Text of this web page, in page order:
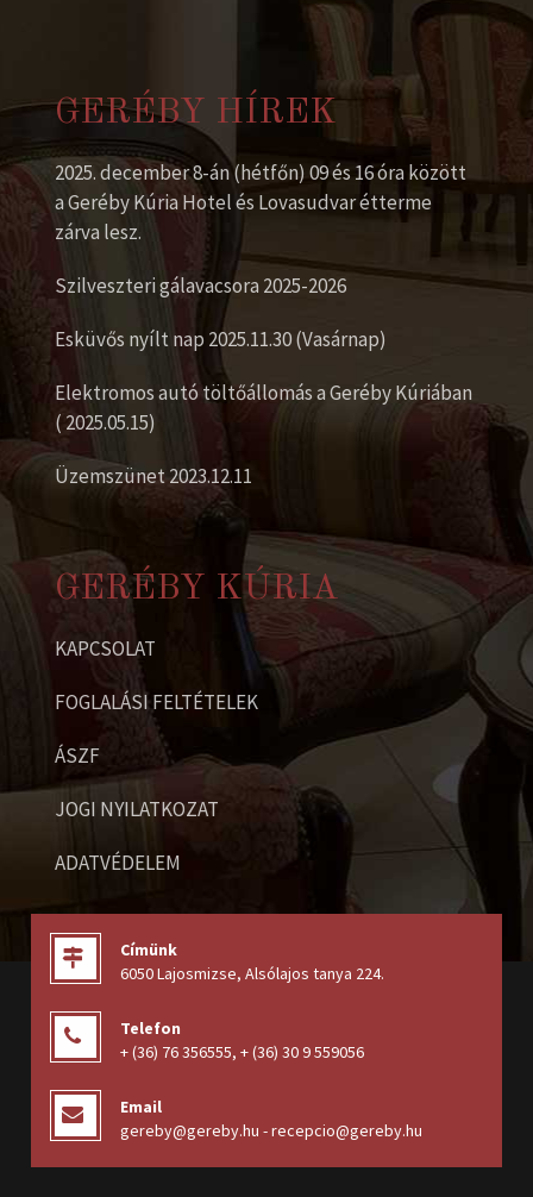
GERÉBY HÍREK
2025. december 8-án (hétfőn) 09 és 16 óra között
a Geréby Kúria Hotel és Lovasudvar étterme
zárva lesz.
Szilveszteri gálavacsora 2025-2026
Esküvős nyílt nap 2025.11.30 (Vasárnap)
Elektromos autó töltőállomás a Geréby Kúriában
( 2025.05.15)
Üzemszünet 2023.12.11
GERÉBY KÚRIA
KAPCSOLAT
FOGLALÁSI FELTÉTELEK
ÁSZF
JOGI NYILATKOZAT
ADATVÉDELEM
Címünk
6050 Lajosmizse, Alsólajos tanya 224.
Telefon
+ (36) 76 356555, + (36) 30 9 559056
Email
gereby@gereby.hu - recepcio@gereby.hu